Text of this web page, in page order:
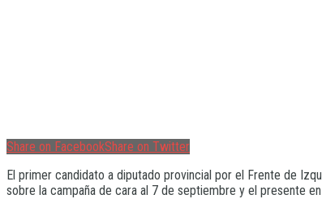
Share on FacebookShare on Twitter
El primer candidato a diputado provincial por el Frente de
sobre la campaña de cara al 7 de septiembre y el presente